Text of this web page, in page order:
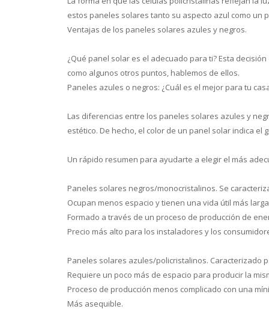
estos paneles solares tanto su aspecto azul como un
Ventajas de los paneles solares azules y negros.
¿Qué panel solar es el adecuado para ti? Esta
como algunos otros puntos, hablemos de ellos.
Paneles azules o negros: ¿Cuál es el mejor para tu
Las diferencias entre los paneles solares azules y
estético. De hecho, el color de un panel solar indica el
Un rápido resumen para ayudarte a elegir el más
Paneles solares negros/monocristalinos. Se
Ocupan menos espacio y tienen una vida útil más larga
Formado a través de un proceso de producción de
Precio más alto para los instaladores y los
Paneles solares azules/policristalinos. Caracterizado
Requiere un poco más de espacio para producir la
Proceso de producción menos complicado con una
Más asequible.